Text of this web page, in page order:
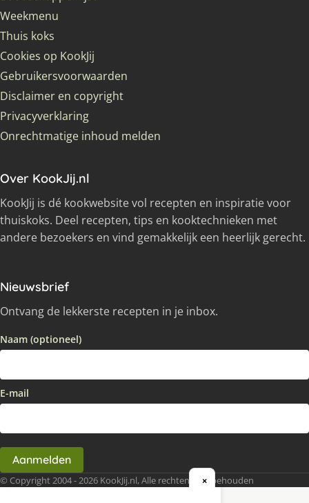
Weekmenu
Thuis koks
Cookies op KookJij
Gebruikersvoorwaarden
Disclaimer en copyright
Privacyverklaring
Onrechtmatige inhoud melden
Over KookJij.nl
KookJij is dé kookwebsite vol recepten en inspiratie voor
thuiskoks. Deel recepten, tips en kooktechnieken met
andere bezoekers en vind gemakkelijk een heerlijk gerecht.
Nieuwsbrief
Ontvang de lekkerste recepten in je inbox.
Naam (optioneel)
E-mail
Aanmelden
© Copyright 2004 - 2026 KookJij.nl, Alle rechten voorbehouden
×